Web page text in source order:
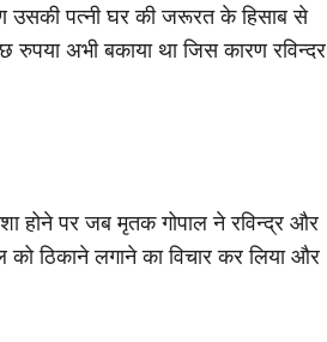
उसकी पत्नी घर की जरूरत के हिसाब से
अभी बकाया था जिस कारण रविन्दर
होने पर जब मृतक गोपाल ने रविन्द्र और
को ठिकाने लगाने का विचार कर लिया और